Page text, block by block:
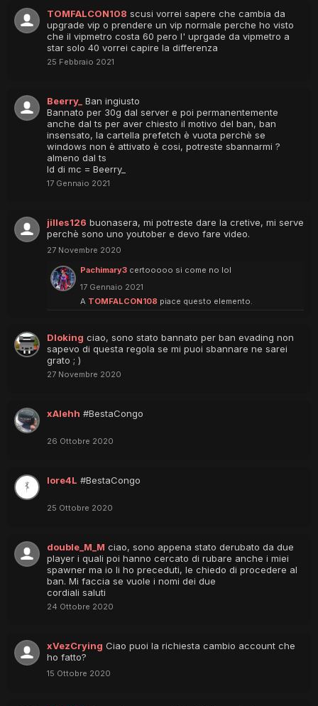
TOMFALCON108 scusi vorrei sapere che cambia da
upgrade vip o prendere un vip normale perche ho visto
che il vipmetro costa 60 pero l' uprgade da vipmetro a
star solo 40 vorrei capire la differenza
25 Febbraio 2021
Beerry_ Ban ingiusto
Bannato per 30g dal server e poi permanentemente
anche dal ts per aver chiesto il motivo del ban, ban
insensato, la cartella prefetch è vuota perchè se
windows non è attivato è cosi, potreste sbannarmi ?
almeno dal ts
Id di mc = Beerry_
17 Gennaio 2021
jilles126 buonasera, mi potreste dare la cretive, mi serve
perchè sono uno youtober e devo fare video.
27 Novembre 2020
Pachimary3 certooooo si come no lol
17 Gennaio 2021
A TOMFALCON108 piace questo elemento.
Dloking ciao, sono stato bannato per ban evading non
sapevo di questa regola se mi puoi sbannare ne sarei
grato ; )
27 Novembre 2020
xAlehh #BestaCongo
26 Ottobre 2020
lore4L #BestaCongo
25 Ottobre 2020
double_M_M ciao, sono appena stato derubato da due
player i quali poi hanno cercato di rubare anche i miei
spawner ma io li ho preceduti, le chiedo di procedere al
ban. Mi faccia se vuole i nomi dei due
cordiali saluti
24 Ottobre 2020
xVezCrying Ciao puoi la richiesta cambio account che
ho fatto?
15 Ottobre 2020